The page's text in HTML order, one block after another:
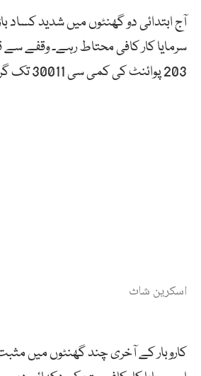
آج ابتدائی دو گھنٹوں میں شدید کساد
203 پوائنٹ کی کمی سی 30011 تک گر گیا تھا۔
اسکرین شاٹ
کاروبار کے آخری چند گھنٹوں میں